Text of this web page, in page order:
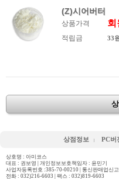
(Z)시어버터
상품가격 회
적립금 33
상점정보 PC버
상호명 : 아미코스
대표 : 권보영 | 개인정보보호책임자 : 윤민기
사업자등록번호 :385-70-00210 | 통신판매업신
전화 : 032)216-6603 | 팩스 : 032)819-6603